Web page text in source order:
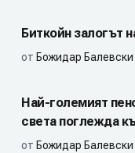
Биткойн залогът
от Божидар Балевски
Най-големият
света поглежда
от Божидар Балевски